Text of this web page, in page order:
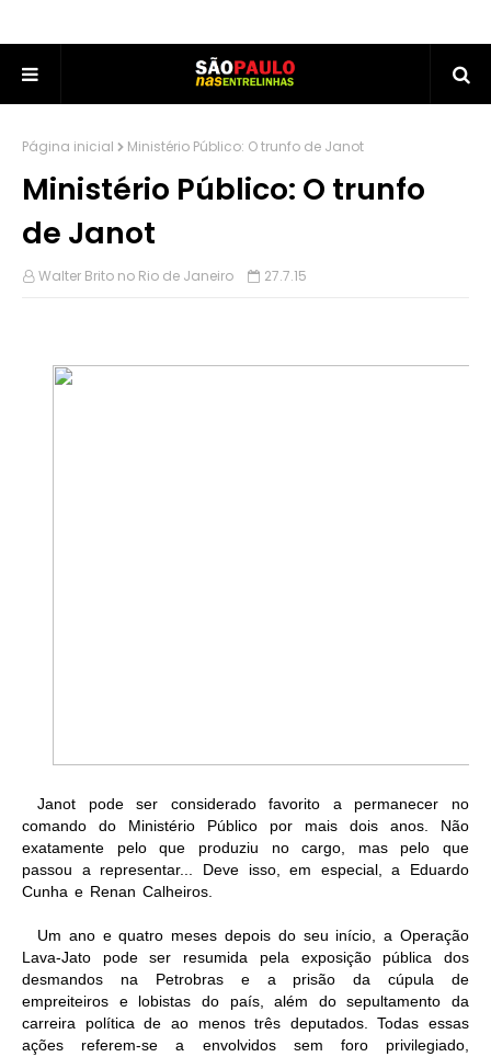
Página inicial Ministério Público: O trunfo de Janot
Ministério Público: O trunfo
de Janot
Walter Brito no Rio de Janeiro 27.7.15
Janot pode ser considerado favorito a permanecer no
comando do Ministério Público por mais dois anos. Não
exatamente pelo que produziu no cargo, mas pelo que
passou a representar... Deve isso, em especial, a Eduardo
Cunha e Renan Calheiros.
Um ano e quatro meses depois do seu início, a Operação
Lava-Jato pode ser resumida pela exposição pública dos
desmandos na Petrobras e a prisão da cúpula de
empreiteiros e lobistas do país, além do sepultamento da
carreira política de ao menos três deputados. Todas essas
ações referem-se a envolvidos sem foro privilegiado,